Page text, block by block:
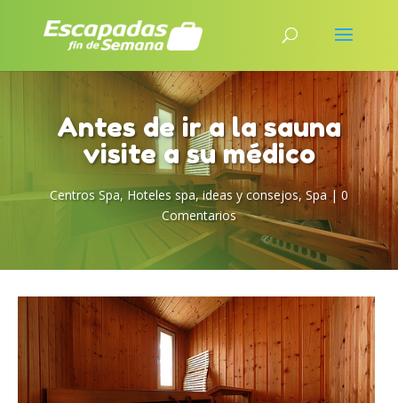
Antes de ir a la sauna
visite a su médico
Centros Spa, Hoteles spa,ideas y consejos, Spa| 0
Comentarios